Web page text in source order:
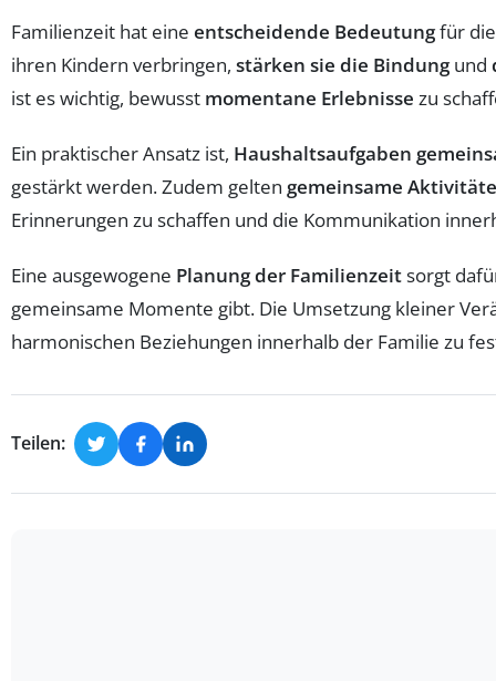
Familienzeit hat eine entscheidende Bedeutungfür
ihren Kindern verbringen, stärken sie die Bindungund
ist es wichtig, bewusst momentane Erlebnisse zu
Ein praktischer Ansatz ist, Haushaltsaufgaben
gestärkt werden. Zudem gelten gemeinsame
Erinnerungen zu schaffen und die Kommunikation
Eine ausgewogene Planung der Familienzeitsorgt
gemeinsame Momente gibt. Die Umsetzung kleiner
harmonischen Beziehungen innerhalb der Familie zu
Teilen: